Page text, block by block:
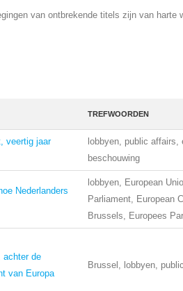
van ontbrekende titels zijn van harte
TREFWOORDEN
veertig jaar
lobbyen, public affairs,
beschouwing
Nederlanders
lobbyen, European
Parliament, European
Brussels, Europees
achter de
van Europa
Brussel, lobbyen,